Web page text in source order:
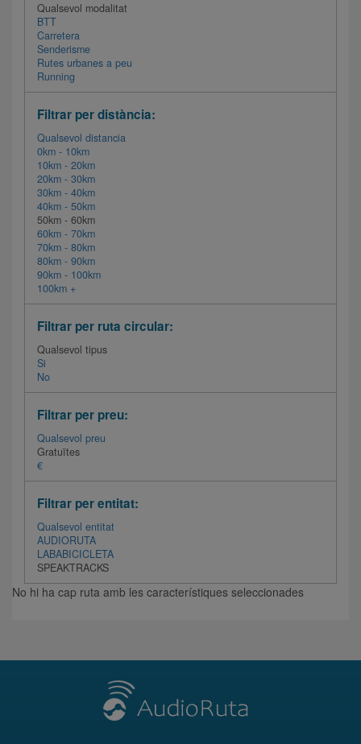
Qualsevol modalitat
BTT
Carretera
Senderisme
Rutes urbanes a peu
Running
Filtrar per distància:
Qualsevol distancia
0km - 10km
10km - 20km
20km - 30km
30km - 40km
40km - 50km
50km - 60km
60km - 70km
70km - 80km
80km - 90km
90km - 100km
100km +
Filtrar per ruta circular:
Qualsevol tipus
Si
No
Filtrar per preu:
Qualsevol preu
Gratuïtes
€
Filtrar per entitat:
Qualsevol entitat
AUDIORUTA
LABABICICLETA
SPEAKTRACKS
No hi ha cap ruta amb les característiques seleccionades